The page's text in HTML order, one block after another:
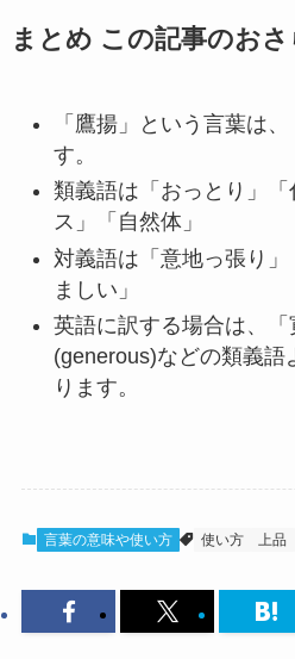
まとめ この記事のお
「鷹揚」という言葉は
す。
類義語は「おっとり」
ス」「自然体」
対義語は「意地っ張り
ましい」
英語に訳する場合は、「
(generous)などの類義語
ります。
言葉の意味や使い方 使い方 上品